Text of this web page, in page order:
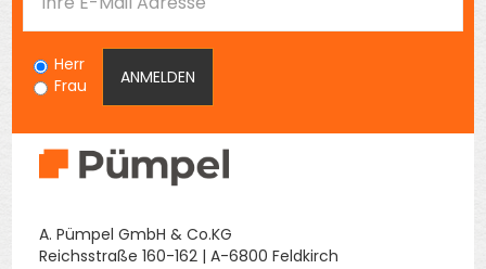
Herr
Frau
A. Pümpel GmbH & Co.KG
Reichsstraße 160-162 | A-6800 Feldkirch